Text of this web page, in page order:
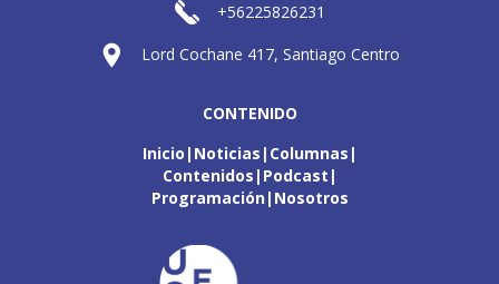
+56225826231
Lord Cochane 417, Santiago Centro
CONTENIDO
Inicio Noticias Columnas
Contenidos Podcast
Programación Nosotros